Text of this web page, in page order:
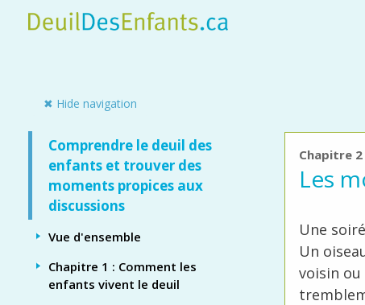
✖ Hide navigation
Comprendre le deuil des
enfants et trouver des
moments propices aux
discussions
Vue d'ensemble
Chapitre 1 : Comment les
enfants vivent le deuil
Chapitre
Les
Une
Un
voisin ou